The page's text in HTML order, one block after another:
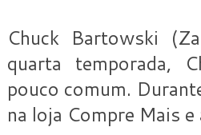
Chuck Bartowski
quarta temporada,
pouco comum.
na loja Compre Mais